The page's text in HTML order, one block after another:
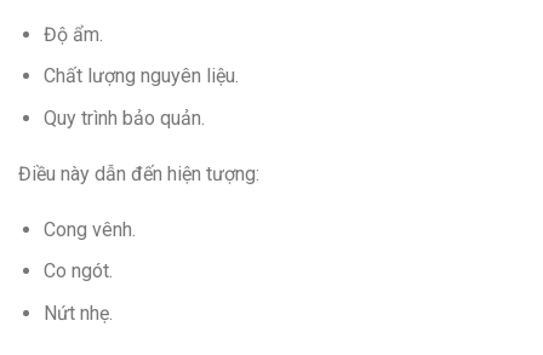
Độ ẩm.
Chất lượng nguyên liệu.
Quy trình bảo quản.
Điều này dẫn đến hiện tượng:
Cong vênh.
Co ngót.
Nứt nhẹ.